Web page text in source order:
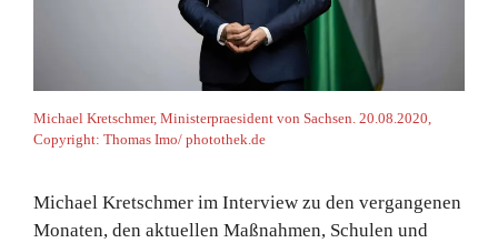
Michael Kretschmer, Ministerpraesident von Sachsen. 20.08.2020,
Copyright: Thomas Imo/ photothek.de
Michael Kretschmer im Interview zu den vergangenen
Monaten, den aktuellen Maßnahmen, Schulen und